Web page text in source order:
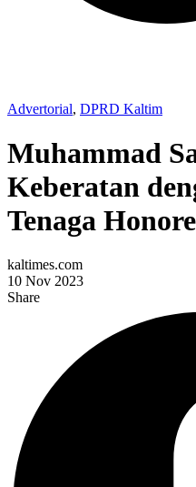
Advertorial, DPRD Kaltim
Muhammad
Keberatan
Tenaga
kaltimes.com
10 Nov 2023
Share